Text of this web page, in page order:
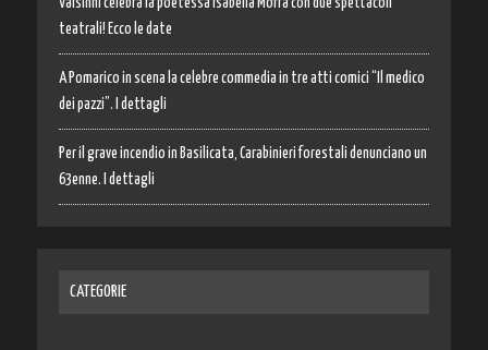
Valsinni celebra la poetessa Isabella Morra con due spettacoli
teatrali! Ecco le date
A Pomarico in scena la celebre commedia in tre atti comici “Il medico
dei pazzi”. I dettagli
Per il grave incendio in Basilicata, Carabinieri forestali denunciano un
63enne. I dettagli
CATEGORIE